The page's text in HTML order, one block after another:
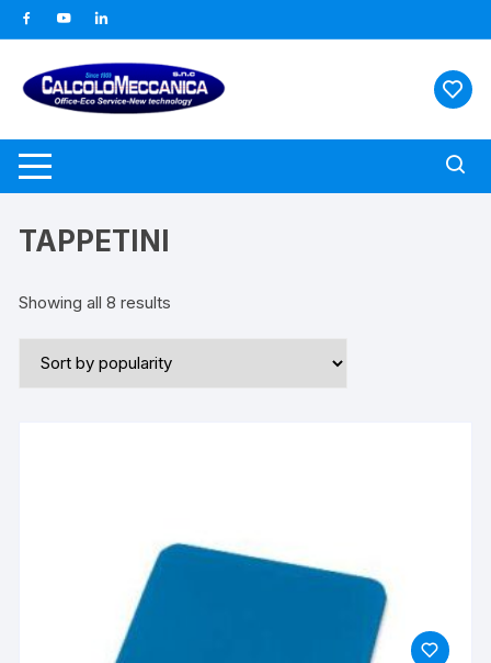
al
contenuto
TAPPETINI
Showing all 8 results